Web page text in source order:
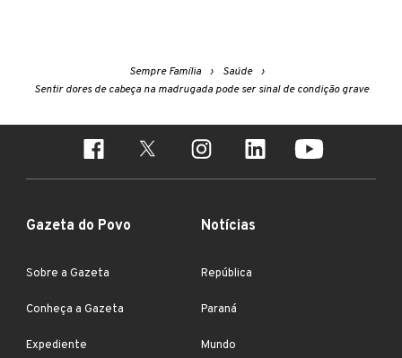
Sempre Família
Saúde
Sentir dores de cabeça na madrugada pode ser sinal de condição grave
Gazeta do Povo
Sobre a Gazeta
Conheça a Gazeta
Expediente
Notícias
República
Paraná
Mundo